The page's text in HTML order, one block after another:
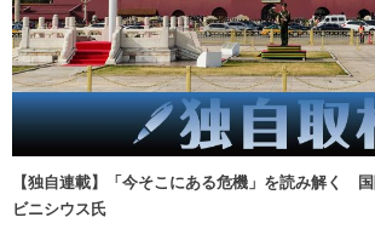
【独自連載】「今そこにある危機」を読み解く
ビニシウス氏